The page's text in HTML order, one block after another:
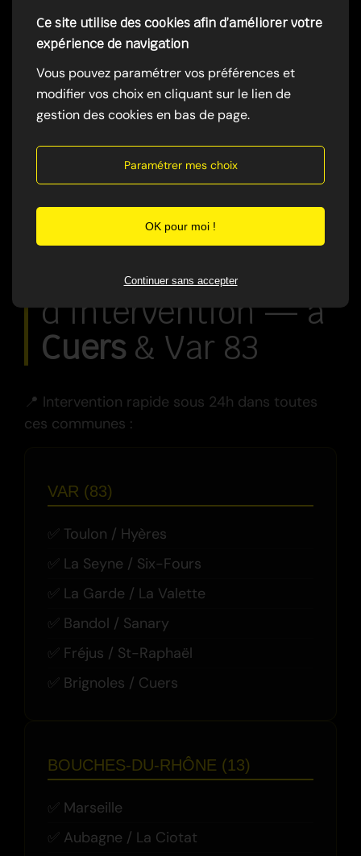
Zones
d'Intervention — à
Cuers & Var 83
📍 Intervention rapide sous 24h dans toutes
ces communes :
VAR (83)
Toulon / Hyères
La Seyne / Six-Fours
La Garde / La Valette
Bandol / Sanary
Fréjus / St-Raphaël
Brignoles / Cuers
BOUCHES-DU-RHÔNE (13)
Marseille
Aubagne / La Ciotat
Ce site utilise des cookies afin d’améliorer votre
expérience de navigation
Vous pouvez paramétrer vos préférences et
modifier vos choix en cliquant sur le lien de
gestion des cookies en bas de page.
Paramétrer mes choix
OK pour moi !
Continuer sans accepter